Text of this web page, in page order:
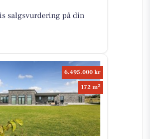
salgsvurdering på din
6.495.000 kr
172 m2